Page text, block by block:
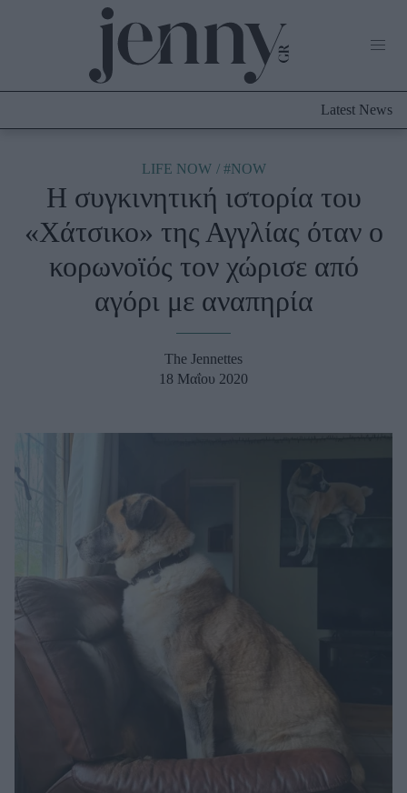
Culture
Fashion
Shopping
Styling Tips
Fashion News
Well being
Σχέσεις & Σεξ
Fitness
Woman Power
Πρόσωπα
Latest News
LIFE NOW #NOW
Η συγκινητική ιστορία του
«Χάτσικο» της Αγγλίας όταν ο
κορωνοϊός τον χώρισε από
αγόρι με αναπηρία
The Jennettes
18 Μαΐου 2020